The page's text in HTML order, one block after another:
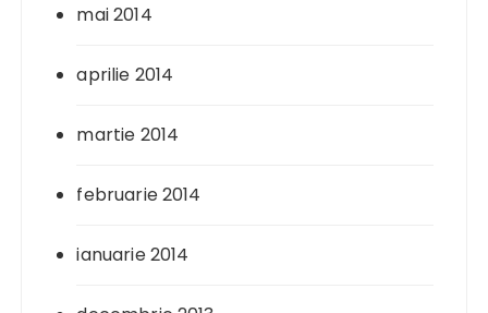
mai 2014
aprilie 2014
martie 2014
februarie 2014
ianuarie 2014